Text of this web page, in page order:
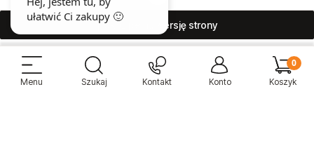
pokaż pełną wersję strony
Sprzedaż i serwis narzędzi pneumatycznych w Warszawie ul. Związkowa
15, 04-522 Warszawa ( Marysin Wawerski )
© 2026 Atmo Sp. z o.o. Wszelkie prawa zastrzeżone.